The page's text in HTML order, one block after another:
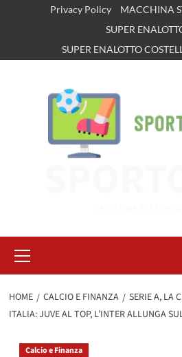
Privacy Policy
MACCHINA
SUPER
SUPER ENALOTTO
principale
HOME CALCIO E FINANZA
SERIE A, LA
ITALIA: JUVE AL TOP, L’INTER ALLUNGA
Calcio e Finanza